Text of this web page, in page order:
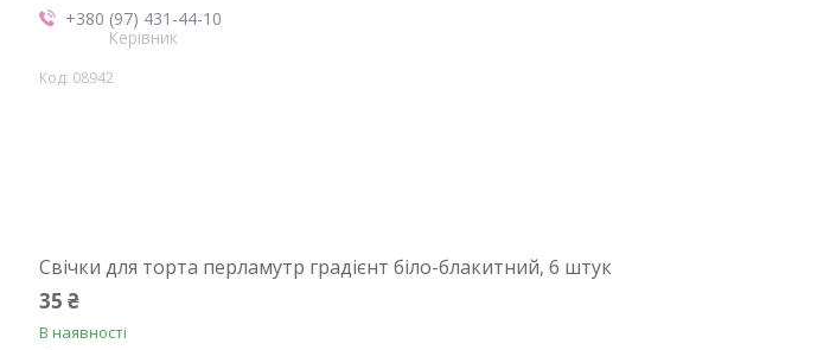
+380 (97) 431-44-10
Керівник
08942
Свічки для торта перламутр градієнт біло-блакитний, 6 штук
35 ₴
В наявності